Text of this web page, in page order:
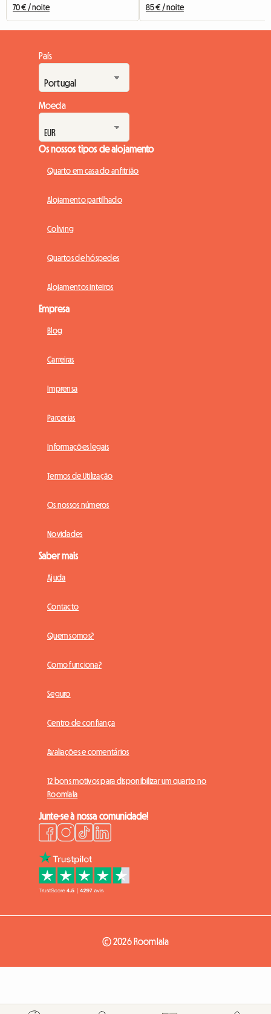
70 € / noite 85 € / noite
País
Moeda
Os nossos tipos de alojamento
Quarto em casa do anfitrião
Alojamento partilhado
Coliving
Quartos de hóspedes
Alojamentos inteiros
Empresa
Blog
Carreiras
Imprensa
Parcerias
Informações legais
Termos de Utilização
Os nossos números
Novidades
Saber mais
Ajuda
Contacto
Quem somos?
Como funciona?
Seguro
Centro de confiança
Avaliações e comentários
12 bons motivos para disponibilizar um quarto no
Roomlala
Junte-se à nossa comunidade!
© 2026 Roomlala